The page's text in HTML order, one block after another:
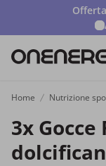
Home Nutrizione
3x